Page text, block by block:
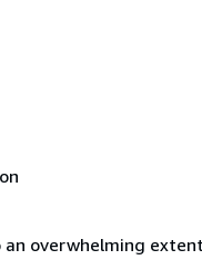
an overwhelming